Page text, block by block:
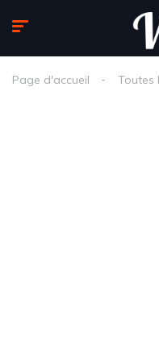
Page d'accueil Toutes